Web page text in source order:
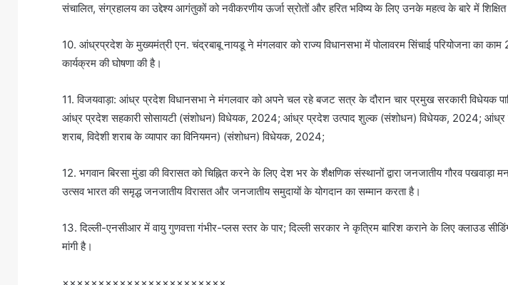
संचालित, संग्रहालय का उद्देश्य आगंतुकों को नवीकरणीय ऊर्जा स्रोतों और हरित भविष्य के लिए उनके महत्व के बारे में
10. आंध्रप्रदेश के मुख्यमंत्री एन. चंद्रबाबू नायडू ने मंगलवार को राज्य विधानसभा में पोलावरम सिंचाई परियोजना का
कार्यक्रम की घोषणा की है।
11. विजयवाड़ा: आंध्र प्रदेश विधानसभा ने मंगलवार को अपने चल रहे बजट सत्र के दौरान चार प्रमुख सरकारी विधेयक
आंध्र प्रदेश सहकारी सोसायटी (संशोधन) विधेयक, 2024; आंध्र प्रदेश उत्पाद शुल्क (संशोधन) विधेयक, 2024; आंध्र
शराब, विदेशी शराब के व्यापार का विनियमन) (संशोधन) विधेयक, 2024;
12. भगवान बिरसा मुंडा की विरासत को चिह्नित करने के लिए देश भर के शैक्षणिक संस्थानों द्वारा जनजातीय गौरव पखवाड़ा
उत्सव भारत की समृद्ध जनजातीय विरासत और जनजातीय समुदायों के योगदान का सम्मान करता है।
13. दिल्ली-एनसीआर में वायु गुणवत्ता गंभीर-प्लस स्तर के पार; दिल्ली सरकार ने कृत्रिम बारिश कराने के लिए क्लाउड
मांगी है।
×××××××××××××××××××××××